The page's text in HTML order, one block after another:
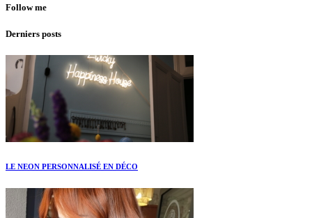
Follow me
Derniers posts
LE NEON PERSONNALISÉ EN DÉCO